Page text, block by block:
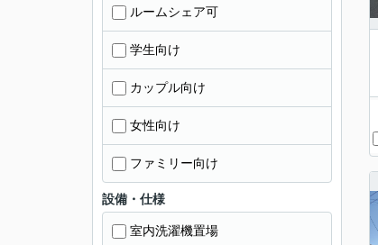
ルームシェア可
学生向け
カップル向け
女性向け
ファミリー向け
設備・仕様
室内洗濯機置場